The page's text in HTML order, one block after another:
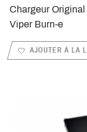
Chargeur
Viper Burn-e
AJOUTER À LA